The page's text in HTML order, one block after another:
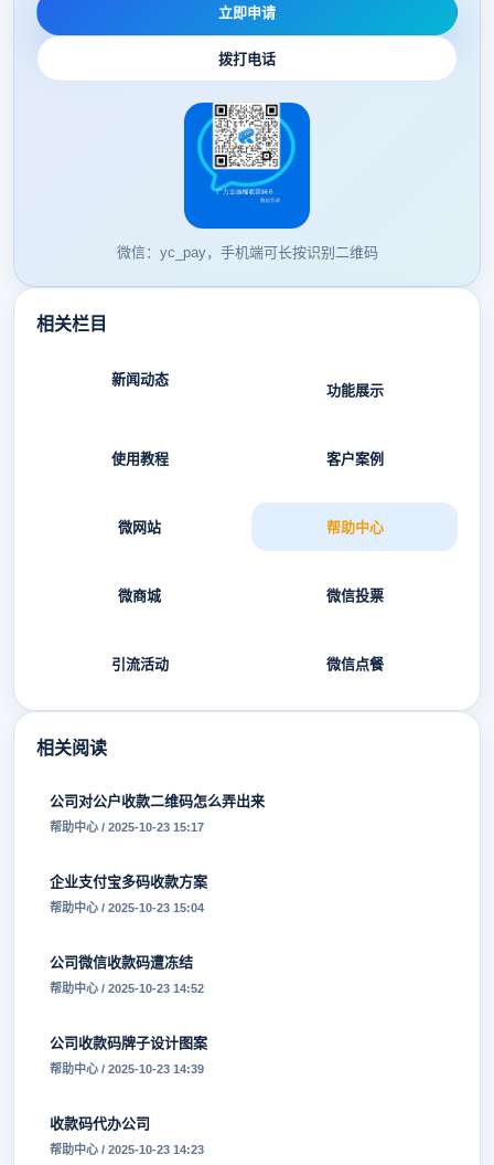
立即申请
拨打电话
微信：yc_pay，手机端可长按识别二维码
相关栏目
新闻动态
功能展示
使用教程 客户案例
微网站 帮助中心
微商城 微信投票
引流活动 微信点餐
相关阅读
公司对公户收款二维码怎么弄出来
帮助中心 / 2025-10-23 15:17
企业支付宝多码收款方案
帮助中心 / 2025-10-23 15:04
公司微信收款码遭冻结
帮助中心 / 2025-10-23 14:52
公司收款码牌子设计图案
帮助中心 / 2025-10-23 14:39
收款码代办公司
帮助中心 / 2025-10-23 14:23